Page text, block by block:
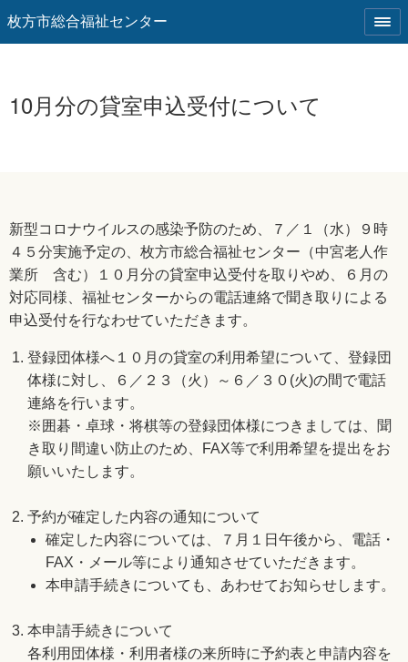
枚方市総合福祉センター
10月分の貸室申込受付について
新型コロナウイルスの感染予防のため、７／１（水）９時
４５分実施予定の、枚方市総合福祉センター（中宮老人作
業所 含む）１０月分の貸室申込受付を取りやめ、６月の
対応同様、福祉センターからの電話連絡で聞き取りによる
申込受付を行なわせていただきます。
登録団体様へ１０月の貸室の利用希望について、登録団
体様に対し、６／２３（火）～６／３０(火)の間で電話
連絡を行います。
※囲碁・卓球・将棋等の登録団体様につきましては、聞
き取り間違い防止のため、FAX等で利用希望を提出をお
願いいたします。
予約が確定した内容の通知について
確定した内容については、７月１日午後から、電話・
FAX・メール等により通知させていただきます。
本申請手続きについても、あわせてお知らせします。
本申請手続きについて
各利用団体様・利用者様の来所時に予約表と申請内容を